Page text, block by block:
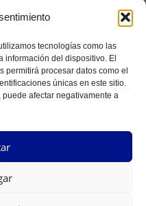
tecnologías como las
información del dispositivo. El
permitirá procesar datos como el
únicas en este sitio.
afectar negativamente a